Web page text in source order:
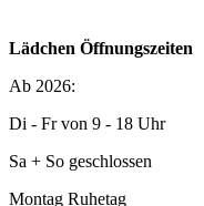
Lädchen Öffnungszeiten
Ab 2026:
Di - Fr von 9 - 18 Uhr
Sa + So geschlossen
Montag Ruhetag